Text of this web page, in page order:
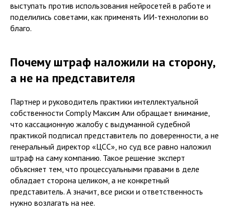
выступать против использования нейросетей в работе и
поделились советами, как применять ИИ-технологии во
благо.
Почему штраф наложили на сторону,
а не на представителя
Партнер и руководитель практики интеллектуальной
собственности Comply Максим Али обращает внимание,
что кассационную жалобу с выдуманной судебной
практикой подписал представитель по доверенности, а не
генеральный директор «ЦСС», но суд все равно наложил
штраф на саму компанию. Такое решение эксперт
объясняет тем, что процессуальными правами в деле
обладает сторона целиком, а не конкретный
представитель. А значит, все риски и ответственность
нужно возлагать на нее.